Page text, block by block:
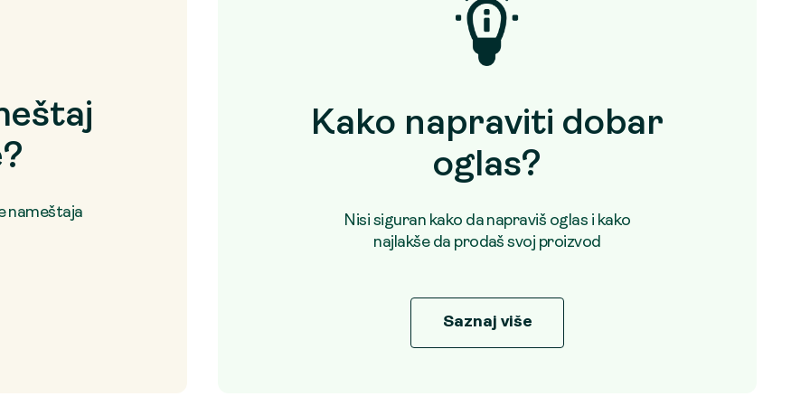
nameštaja
Kako napraviti dobar
oglas?
Nisi siguran kako da napraviš oglas i kako
najlakše da prodaš svoj proizvod
Saznaj više